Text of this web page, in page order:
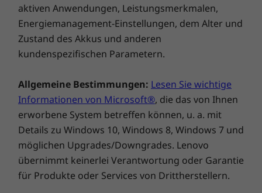
ThinkCentre Staubschutz (optional)
Beschreibung 2: Sei es in der Werkstatt oder
an, der die Leistung und Zuverlässigkeit Ihres
Staubschutz des ThinkCentre M710 Tiny
reduziert die Staubaufnahme, sodass Ihr Gerät
länger hält und seltener gewartet werden
muss. Darüber hinaus lässt sich der
Staubschutz mit dem Kopplungsdesign
einfach zum Reinigen entfernen, auch wenn
der Tiny eingebaut ist.
aktiven Anwendungen, Leistungsmerkmalen,
Energiemanagement-Einstellungen, dem Alter und
Zustand des Akkus und anderen
kundenspezifischen Parametern.
Allgemeine Bestimmungen: Lesen Sie wichtige
Informationen von Microsoft®, die das von Ihnen
erworbene System betreffen können, u. a. mit
Details zu Windows 10, Windows 8, Windows 7 und
möglichen Upgrades/Downgrades. Lenovo
übernimmt keinerlei Verantwortung oder Garantie
für Produkte oder Services von Drittherstellern.